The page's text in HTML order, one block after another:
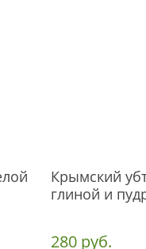
Крымский
глиной и
280 руб.